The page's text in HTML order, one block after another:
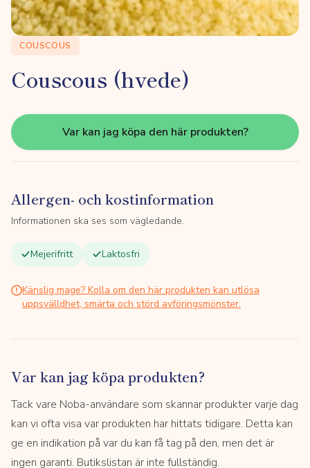
COUSCOUS
Couscous (hvede)
Var kan jag köpa den här produkten?
Allergen- och kostinformation
Informationen ska ses som vägledande.
Mejerifritt Laktosfri
Känslig mage? Kolla om den här produkten kan utlösa
uppsvälldhet, smärta och störd avföringsmönster.
Var kan jag köpa produkten?
Tack vare Noba-användare som skannar produkter varje dag
kan vi ofta visa var produkten har hittats tidigare. Detta kan
ge en indikation på var du kan få tag på den, men det är
ingen garanti. Butikslistan är inte fullständig.